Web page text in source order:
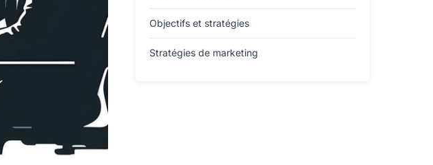
Objectifs et stratégies
Stratégies de marketing